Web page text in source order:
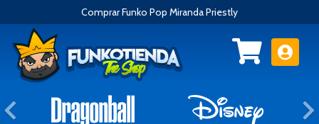
Comprar Funko Pop Miranda Priestly
Anterior